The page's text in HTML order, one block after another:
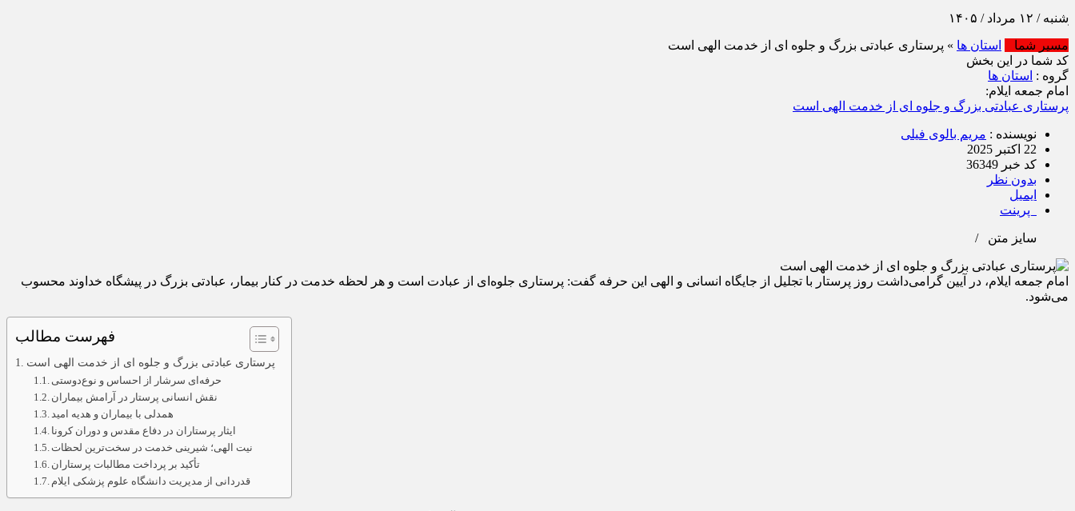
۱۴۰۵
مسیر شما
استان ها » پرستاری عبادتی بزرگ و جلوه‌ ای از خدمت الهی است
کد شما در این بخش
گروه : استان ها
امام جمعه ایلام:
پرستاری عبادتی بزرگ و جلوه‌ ای از خدمت الهی است
نویسنده : مریم بالوی فیلی
22 اکتبر 2025
کد خبر 36349
بدون نظر
ایمیل
پرینت
سایز متن /
امام جمعه ایلام، در آیین گرامی‌داشت روز پرستار با تجلیل از جایگاه انسانی و الهی این حرفه گفت: پرستاری جلوه‌ای از عبادت است و هر لحظه خدمت در کنار بیمار، عبادتی بزرگ در پیشگاه خداوند محسوب
می‌شود.
فهرست مطالب
پرستاری عبادتی بزرگ و جلوه‌ ای از خدمت الهی است
حرفه‌ای سرشار از احساس و نوع‌دوستی
نقش انسانی پرستار در آرامش بیماران
همدلی با بیماران و هدیه امید
ایثار پرستاران در دفاع مقدس و دوران کرونا
نیت الهی؛ شیرینی خدمت در سخت‌ترین لحظات
تأکید بر پرداخت مطالبات پرستاران
قدردانی از مدیریت دانشگاه علوم پزشکی ایلام